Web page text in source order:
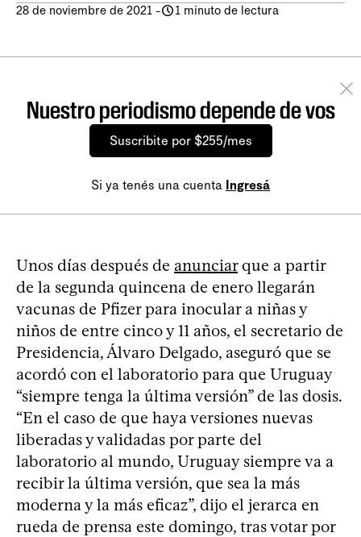
28 de noviembre de 2021 - 1 minuto de lectura
Nuestro periodismo depende de vos
Suscribite por $255/mes
Si ya tenés una cuenta Ingresá
Unos días después de anunciarque a partir
de la segunda quincena de enero llegarán
vacunas de Pfizer para inocular a niñas y
niños de entre cinco y 11 años, el secretario de
Presidencia, Álvaro Delgado, aseguró que se
acordó con el laboratorio para que Uruguay
“siempre tenga la última versión” de las dosis.
“En el caso de que haya versiones nuevas
liberadas y validadas por parte del
laboratorio al mundo, Uruguay siempre va a
recibir la última versión, que sea la más
moderna y la más eficaz”, dijo el jerarca en
rueda de prensa este domingo, tras votar por